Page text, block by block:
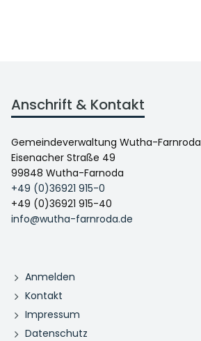
Anschrift & Kontakt
Gemeindeverwaltung Wutha-Farnroda
Eisenacher Straße 49
99848 Wutha-Farnoda
+49 (0)36921 915-0
+49 (0)36921 915-40
info@wutha-farnroda.de
Anmelden
Kontakt
Impressum
Datenschutz